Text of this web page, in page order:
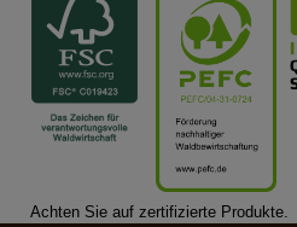
Achten Sie auf zertifizierte Produkte.